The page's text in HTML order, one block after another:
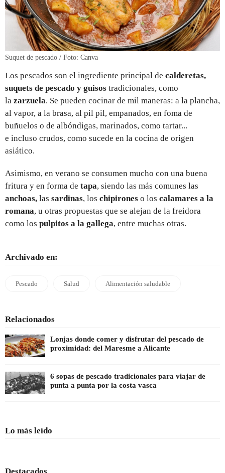
Suquet de pescado / Foto: Canva
Los pescados son el ingrediente principal de calderetas,
suquets de pescado y guisos tradicionales, como
la zarzuela. Se pueden cocinar de mil maneras: a la plancha,
al vapor, a la brasa, al pil pil, empanados, en foma de
buñuelos o de albóndigas, marinados, como tartar...
e incluso crudos, como sucede en la cocina de origen
asiático.
Asimismo, en verano se consumen mucho con una buena
fritura y en forma de tapa, siendo las más comunes las
anchoas, las sardinas, los chipirones o los calamares a la
romana, u otras propuestas que se alejan de la freidora
como los pulpitos a la gallega, entre muchas otras.
Archivado en:
Pescado Salud Alimentación saludable
Relacionados
Lonjas donde comer y disfrutar del pescado de
proximidad: del Maresme a Alicante
6 sopas de pescado tradicionales para viajar de
punta a punta por la costa vasca
Lo más leído